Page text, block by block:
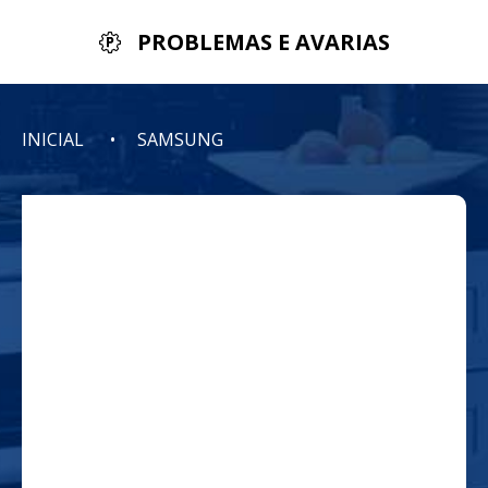
PROBLEMAS E AVARIAS
INICIAL SAMSUNG